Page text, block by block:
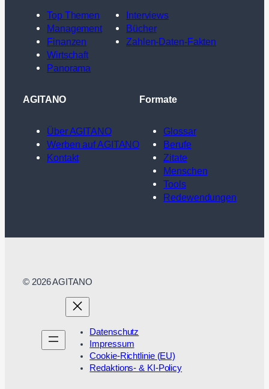
Top Themen
Management
Finanzen
Wirtschaft
Panorama
Interviews
Bücher
Zahlen-Daten-Fakten
AGITANO
Über AGITANO
Werben auf AGITANO
Kontakt
Formate
Glossar
Berufe
Zitate
Menschen
Tools
Redewendungen
© 2026 AGITANO
Datenschutz
Impressum
Cookie-Richtlinie (EU)
Redaktions- & KI-Policy